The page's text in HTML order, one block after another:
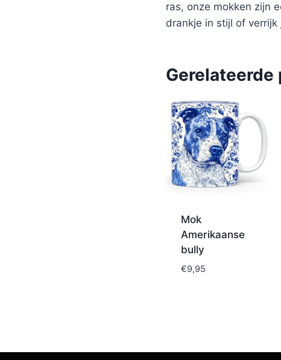
ras, onze mokken zijn
drankje in stijl of
Gerelateerde
Mok
Amerikaanse
bully
€9,95